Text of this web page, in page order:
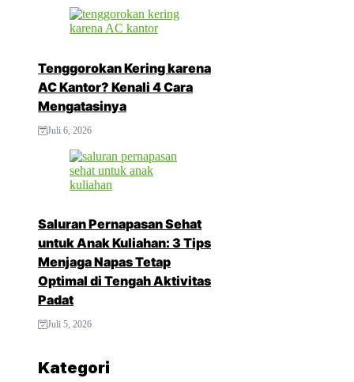
Tenggorokan Kering karena
AC Kantor? Kenali 4 Cara
Mengatasinya
Juli 6, 2026
Saluran Pernapasan Sehat
untuk Anak Kuliahan: 3 Tips
Menjaga Napas Tetap
Optimal di Tengah Aktivitas
Padat
Juli 5, 2026
Kategori